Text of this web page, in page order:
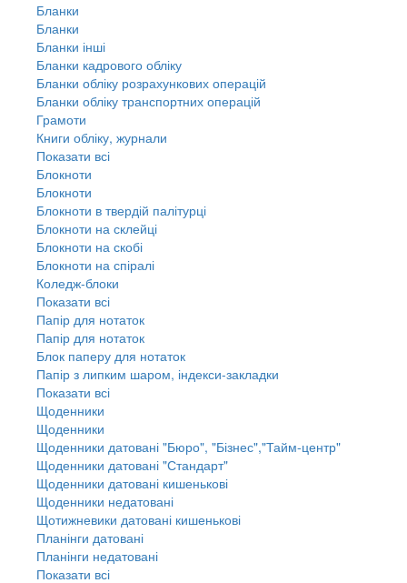
Бланки
Бланки
Бланки інші
Бланки кадрового обліку
Бланки обліку розрахункових операцій
Бланки обліку транспортних операцій
Грамоти
Книги обліку, журнали
Показати всі
Блокноти
Блокноти
Блокноти в твердій палітурці
Блокноти на склейці
Блокноти на скобі
Блокноти на спіралі
Коледж-блоки
Показати всі
Папір для нотаток
Папір для нотаток
Блок паперу для нотаток
Папір з липким шаром, індекси-закладки
Показати всі
Щоденники
Щоденники
Щоденники датовані "Бюро", "Бізнес","Тайм-центр"
Щоденники датовані "Стандарт"
Щоденники датовані кишенькові
Щоденники недатовані
Щотижневики датовані кишенькові
Планінги датовані
Планінги недатовані
Показати всі